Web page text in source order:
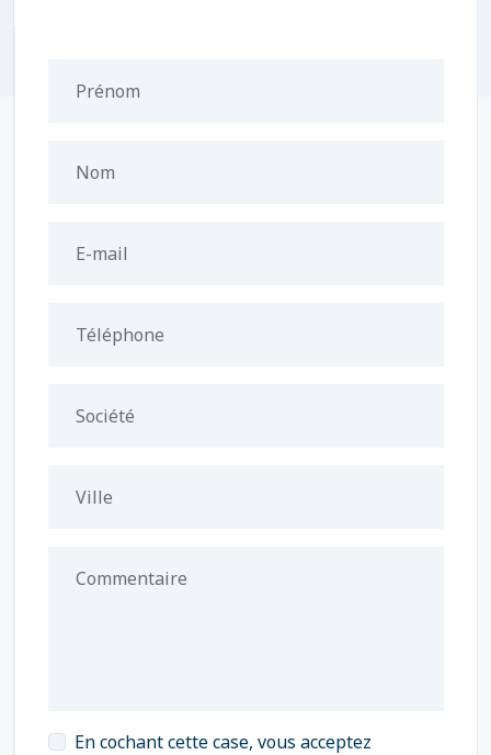
Prénom
Nom
E-mail
Téléphone
Société
Ville
Commentaire
En cochant cette case, vous acceptez